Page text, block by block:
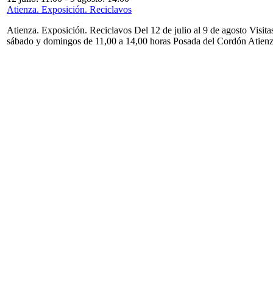
Atienza. Exposición. Reciclavos
Atienza. Exposición. Reciclavos Del 12 de julio al 9 de agosto
sábado y domingos de 11,00 a 14,00 horas Posada del Cordón